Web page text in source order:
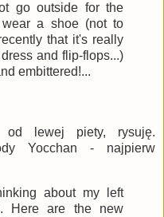
go outside for the
a shoe (not to
that it's really
and flip-flops...)
embittered!...
od lewej piety, rysuję.
Yocchan - najpierw
about my left
Here are the new